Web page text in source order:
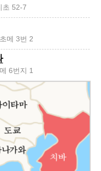
초 52-7
메 3번 2
6번지 1